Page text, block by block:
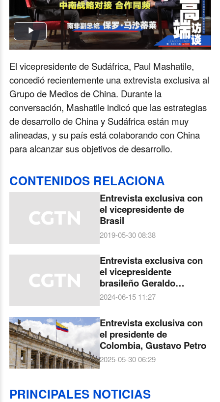
Play
El vicepresidente de Sudáfrica, Paul Mashatile,
concedió recientemente una extrevista exclusiva al
Grupo de Medios de China. Durante la
conversación, Mashatile indicó que las estrategias
de desarrollo de China y Sudáfrica están muy
alineadas, y su país está colaborando con China
para alcanzar sus objetivos de desarrollo.
CONTENIDOS RELACIONA
Entrevista exclusiva con
el vicepresidente de
Brasil
2019-05-30 08:38
Entrevista exclusiva con
el vicepresidente
brasileño Geraldo
Alckmin
2024-06-15 11:27
Entrevista exclusiva con
el presidente de
Colombia, Gustavo Petro
2025-05-30 06:29
PRINCIPALES NOTICIAS